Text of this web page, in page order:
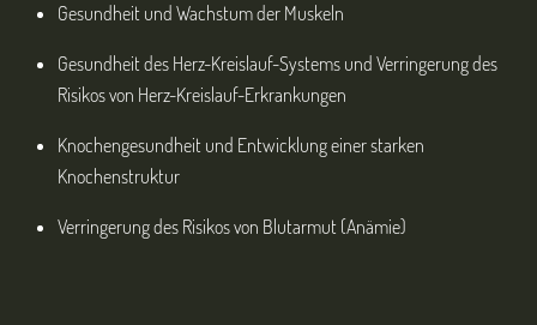
Gesundheit und Wachstum der Muskeln
Gesundheit des Herz-Kreislauf-Systems und Verringerung des
Risikos von Herz-Kreislauf-Erkrankungen
Knochengesundheit und Entwicklung einer starken
Knochenstruktur
Verringerung des Risikos von Blutarmut (Anämie)